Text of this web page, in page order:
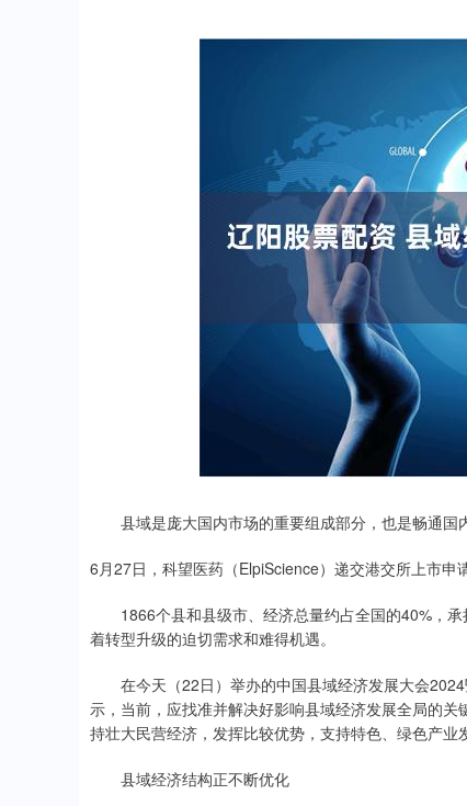
县域是庞大国内市场的重要组成部分，也是畅通国
6月27日，科望医药（ElpiScience）递交港交所上市申
1866个县和县级市、经济总量约占全国的40%，承
着转型升级的迫切需求和难得机遇。
在今天（22日）举办的中国县域经济发展大会2024
示，当前，应找准并解决好影响县域经济发展全局的
持壮大民营经济，发挥比较优势，支持特色、绿色产业
县域经济结构正不断优化